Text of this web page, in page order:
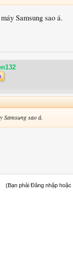
Samsung sao á.
Samsung sao á.
(Bạn phải Đăng nhập